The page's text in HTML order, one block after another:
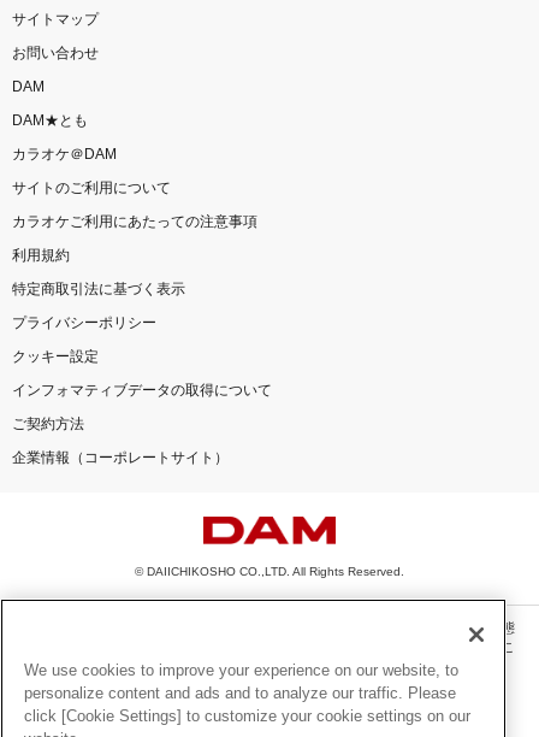
サイトマップ
お問い合わせ
DAM
DAM★とも
カラオケ＠DAM
サイトのご利用について
カラオケご利用にあたっての注意事項
利用規約
特定商取引法に基づく表示
プライバシーポリシー
クッキー設定
インフォマティブデータの取得について
ご契約方法
企業情報（コーポレートサイト）
© DAIICHIKOSHO CO.,LTD. All Rights Reserved.
このサイトに掲載されている一切の文章・画像・写真・動画・音声等を、手段や形態
を問わず、著作権法の定める範囲を超えて無断で複製、転載、ファイル化などするこ
とを禁じます。
楽曲及びコンテンツは、機種によりご利用いただけない場合があります。
楽曲及びコンテンツの配信日、配信内容が変更になる場合があります。
We use cookies to improve your experience on our website, to
personalize content and ads and to analyze our traffic. Please
click [Cookie Settings] to customize your cookie settings on our